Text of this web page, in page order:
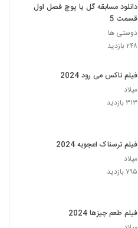
دانلود مسابقه گل یا پوچ فصل اول
قسمت 5
دوستی ها
۲۴۸ بازدید
فیلم ناکس می رود 2024
میلاد
۳۱۳ بازدید
فیلم ترسناک اعجوبه 2024
میلاد
۷۹۵ بازدید
فیلم طعم چیزها 2024